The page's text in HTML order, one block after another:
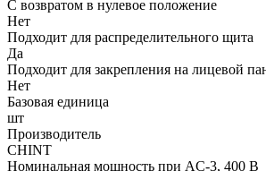
С возвратом в нулевое положение
Нет
Подходит для распределительного щита
Да
Подходит для закрепления на лицевой
Нет
Базовая единица
шт
Производитель
CHINT
Номинальная мощность при AC-3, 400 В